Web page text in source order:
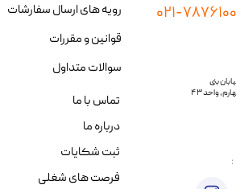
بنی
۷۸۷۶۱۰۰۰
رویه های ارسال سفارشات
قوانین و مقررات
سوالات متداول
تماس با ما
درباره ما
ثبت شکایات
فرصت های شغلی